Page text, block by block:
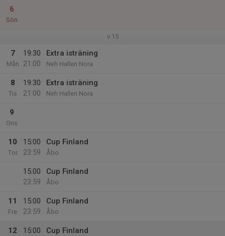
6
Sön
v.15
7
Mån
19:30
21:00
Extra isträning
Neh Hallen Nora
8
Tis
19:30
21:00
Extra isträning
Neh Hallen Nora
9
Ons
10
Tor
15:00
23:59
Cup Finland
Åbo
15:00
23:59
Cup Finland
Åbo
11
Fre
15:00
23:59
Cup Finland
Åbo
12
15:00
Cup Finland